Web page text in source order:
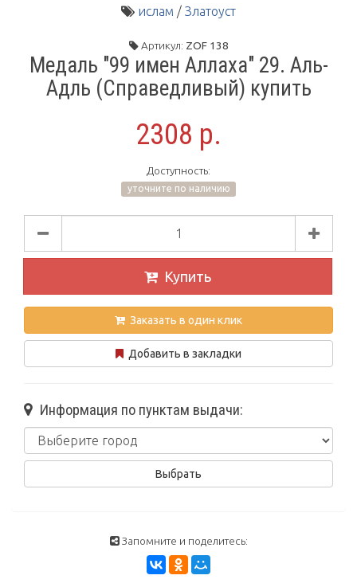
ислам / Златоуст
Артикул: ZOF 138
Медаль "99 имен Аллаха" 29. Аль-
Адль (Справедливый) купить
2308 р.
Доступность:
уточните по наличию
Купить
Заказать в один клик
Добавить в закладки
Информация по пунктам выдачи:
Запомните и поделитесь: